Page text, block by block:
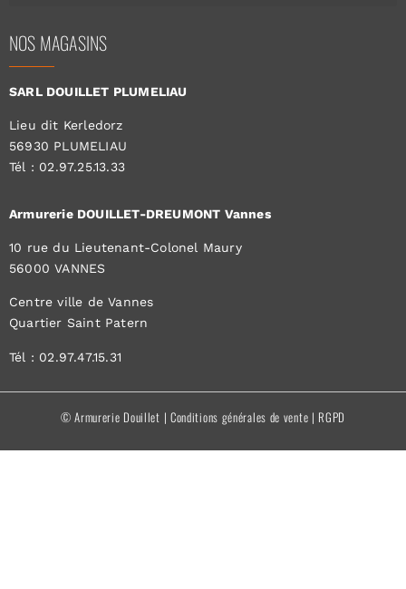
NOS MAGASINS
SARL DOUILLET PLUMELIAU
Lieu dit Kerledorz
56930 PLUMELIAU
Tél : 02.97.25.13.33
Armurerie DOUILLET-DREUMONT Vannes
10 rue du Lieutenant-Colonel Maury
56000 VANNES
Centre ville de Vannes
Quartier Saint Patern
Tél : 02.97.47.15.31
© Armurerie Douillet | Conditions générales de vente | RGPD